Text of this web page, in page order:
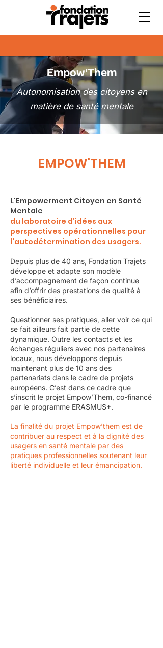
Empow'Them
Autonomisation des citoyens en
matière de santé mentale
EMPOW'THEM
L'Empowerment Citoyen en Santé
Mentale
du laboratoire d’idées aux
perspectives opérationnelles pour
l'autodétermination des usagers.
Depuis plus de 40 ans, Fondation Trajets
développe et adapte son modèle
d’accompagnement de façon continue
afin d’offrir des prestations de qualité à
ses bénéficiaires.
Questionner ses pratiques, aller voir ce qui
se fait ailleurs fait partie de cette
dynamique. Outre les contacts et les
échanges réguliers avec nos partenaires
locaux, nous développons depuis
maintenant plus de 10 ans des
partenariats dans le cadre de projets
européens. C’est dans ce cadre que
s’inscrit le projet Empow’Them, co-financé
par le programme ERASMUS+.
La finalité du projet Empow’them est de
contribuer au respect et à la dignité des
usagers en santé mentale par des
pratiques professionnelles soutenant leur
liberté individuelle et leur émancipation.